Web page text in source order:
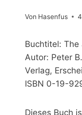
Von Hasenfus
Buchtitel: The
Autor: Peter
Verlag,
ISBN 0-19-
Dieses Buch